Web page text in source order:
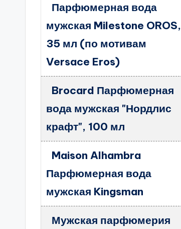
Парфюмерная вода
мужская Milestone OROS,
35 мл (по мотивам
Versace Eros)
Brocard Парфюмерная
вода мужская "Нордлис
крафт", 100 мл
Maison Alhambra
Парфюмерная вода
мужская Kingsman
Мужская парфюмерия